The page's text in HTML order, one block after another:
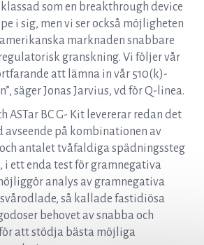
som en breakthrough device
i sig, men vi ser också möjligheten
marknaden snabbare
granskning. Vi följer vår
att lämna in vår 510(k)-
säger Jonas Jarvius, vd för Q-linea.
ASTar BC G- Kit levererar redan det
avseende på kombinationen av
antalet tvåfaldiga spädningssteg
ett enda test för gramnegativa
analys av gramnegativa
så kallade fastidiösa
behovet av snabba och
att stödja bästa möjliga